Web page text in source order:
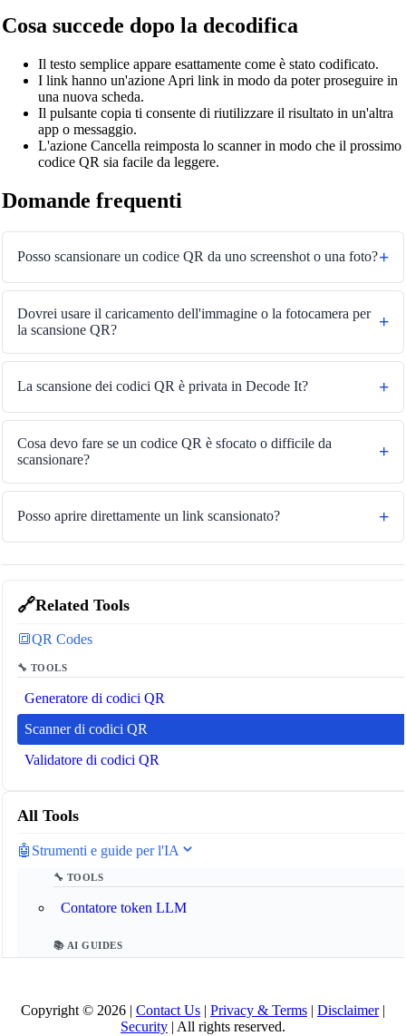
🔗Related Tools
🔳QR Codes
🔧 TOOLS
Generatore di codici QR
Scanner di codici QR
Validatore di codici QR
All Tools
🤖 Strumenti e guide per l'IA
🔧 TOOLS
Contatore token LLM
📚 AI GUIDES
Cos'è il Model Context Protocol (MCP)?
Cosa succede dopo la decodifica
Il testo semplice appare esattamente come è stato codificato.
I link hanno un'azione Apri link in modo da poter proseguire in
una nuova scheda.
Il pulsante copia ti consente di riutilizzare il risultato in un'altra
app o messaggio.
L'azione Cancella reimposta lo scanner in modo che il prossimo
codice QR sia facile da leggere.
Domande frequenti
Posso scansionare un codice QR da uno screenshot o una foto?
Dovrei usare il caricamento dell'immagine o la fotocamera per
la scansione QR?
La scansione dei codici QR è privata in Decode It?
Cosa devo fare se un codice QR è sfocato o difficile da
scansionare?
Posso aprire direttamente un link scansionato?
Copyright © 2026 | Contact Us | Privacy & Terms | Disclaimer|
Security | All rights reserved.